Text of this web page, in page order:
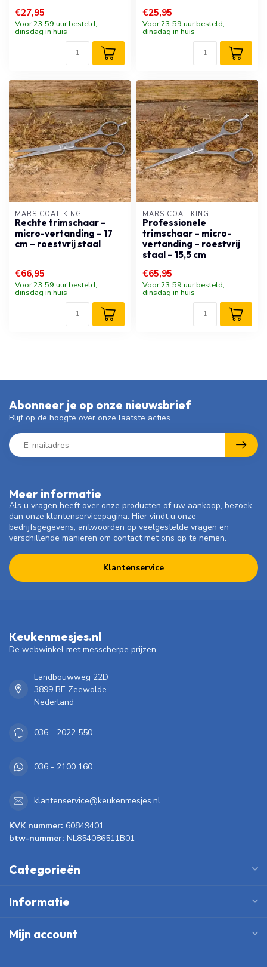
€27,95
Voor 23:59 uur besteld,
dinsdag in huis
€25,95
Voor 23:59 uur besteld,
dinsdag in huis
MARS COAT-KING
Rechte trimschaar –
micro-vertanding – 17
cm – roestvrij staal
€66,95
Voor 23:59 uur besteld,
dinsdag in huis
MARS COAT-KING
Professionele
trimschaar – micro-
vertanding – roestvrij
staal – 15,5 cm
€65,95
Voor 23:59 uur besteld,
dinsdag in huis
Meer informatie
Als u vragen heeft over onze producten of uw aankoop, bezoek
dan onze klantenservicepagina. Hier vindt u onze
bedrijfsgegevens, antwoorden op veelgestelde vragen en
verschillende manieren om contact met ons op te nemen.
Klantenservice
Abonneer je op onze nieuwsbrief
Blijf op de hoogte over onze laatste acties
Keukenmesjes.nl
De webwinkel met messcherpe prijzen
Landbouwweg 22D
3899 BE Zeewolde
Nederland
036 - 2022 550
036 - 2100 160
klantenservice@keukenmesjes.nl
KVK nummer: 60849401
btw-nummer: NL854086511B01
Categorieën
Informatie
Mijn account